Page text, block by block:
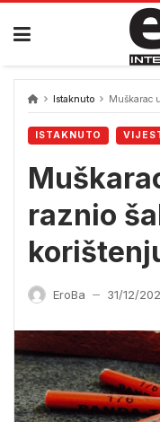
Skip
content
Istaknuto Muškarac
ISTAKNUTO
raznio
EroBa — 31/12/